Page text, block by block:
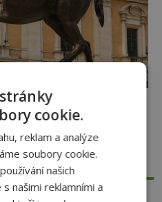
na trůně,
závislý na
Aurelia (121–180)
cookie.
reklam a analýze
soubory cookie.
našich
našimi reklamními a